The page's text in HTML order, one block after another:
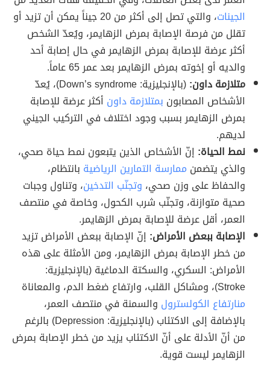
الجينات
، والتي تصل إلى أكثر من 20 جيناً يمكن أن تزيد أو
تقلل من فرصة الإصابة بمرض الزهايمر، ويُعدّ الشخص
أكثر عرضة للإصابة بمرض الزهايمر في حال إصابة أحد
والديه أو إخوته بمرض الزهايمر بعد عمر 65 عاماً.
متلازمة داون:
(بالإنجليزية: Down’s syndrome)، يُعدّ
الأشخاص المصابون بمتلازمة داون أكثر عرضة للإصابة
بمرض الزهايمر بسبب وجود اختلاف في التركيب الجيني
لديهم.
نمط الحياة: إنّ الأشخاص الذين يتبعون نمط حياة صحي،
والذي يتضمن ممارسة التمارين الرياضية بانتظام،
والحفاظ على وزن صحي، وتجنّب التدخين، وتناول وجبات
صحية متوازنة، وتجنّب شرب الكحول، وخاصة في منتصف
العمر، أقل عرضة للإصابة بمرض الزهايمر.
الإصابة ببعض الأمراض: إنّ الإصابة ببعض الأمراض تزيد
من خطر الإصابة بمرض الزهايمر، ومن الأمثلة على هذه
الأمراض: السكري، والسكتة الدماغية (بالإنجليزية:
Stroke)، ومشاكل القلب، وارتفاع ضغط الدم، والمعاناة
منارتفاع الكولسترول والسمنة في منتصف العمر،
بالإضافة إلى الاكتئاب (بالإنجليزية: Depression) بالرغم
من أنّ الأدلة على أنّ الاكتئاب يزيد من خطر الإصابة بمرض
الزهايمر ليست قوية.